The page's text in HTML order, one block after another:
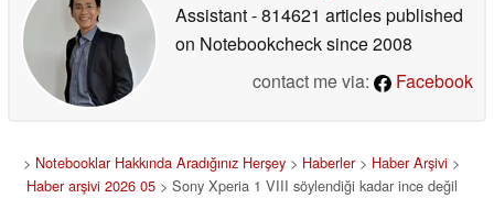
Assistant- 814621 articles published
on Notebookchecksince 2008
contact me via:
Facebook
> Notebooklar Hakkında Aradığınız Herşey > Haberler> Haber Arşivi >
Haber arşivi 2026 05> Sony Xperia 1 VIII söylendiği kadar ince değil